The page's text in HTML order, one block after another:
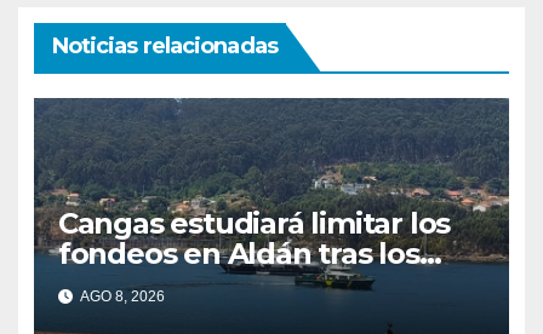
Noticias relacionadas
Cangas estudiará limitar los
fondeos en Aldán tras los
últimos episodios de
contaminación en O Con
AGO 8, 2026